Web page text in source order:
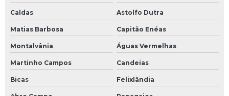
Caldas Astolfo Dutra
Matias Barbosa Capitão Enéas
Montalvânia Águas Vermelhas
Martinho Campos Candeias
Bicas Felixlândia